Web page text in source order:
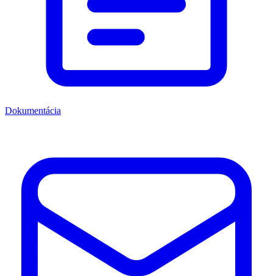
Dokumentácia